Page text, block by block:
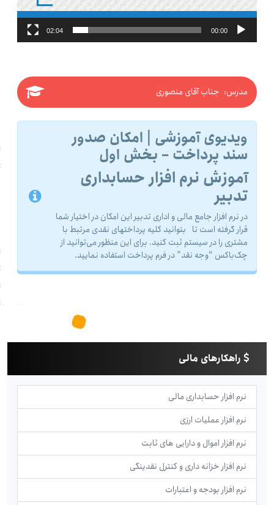
00:00
02:04
مدرس: جناب آقای منصوری
ویدیوی آموزشی | امکان صدور
سند پرداخت – بخش اول
آموزش نرم افزار حسابداری
تدبیر
در نرم افزار جامع مالی و اداری تدبیر این امکان در اختیار شما
قرار گرفته است تا بتوانید کلیه پرداختهای نقدی مرتبط با
مشتری را در سیستم ثبت کنید. برای این منظور می‌توانید از
چک‌باکس “وجه نقد” در فرم پرداخت استفاده نمایید.
راهکارهای مالی
نرم افزار حسابداری مالی
نرم افزار عملیات ارزی
نرم افزار اموال و دارایی های ثابت
نرم افزار خزانه داری و کنترل نقدینگی
نرم افزار بودجه و اعتبارات